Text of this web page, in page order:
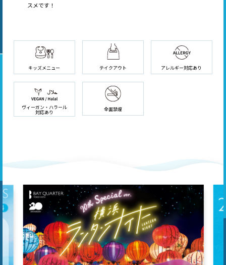
スメです！
キッズメニュー テイクアウト アレルギー対応あり
ヴィーガン・ハラール
対応あり 全面禁煙